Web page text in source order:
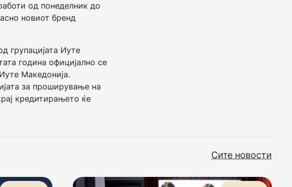
од понеделник до
новиот бренд
групацијата Иуте
година официјално се
Македонија.
за проширување на
кредитирањето ќе
Сите новости